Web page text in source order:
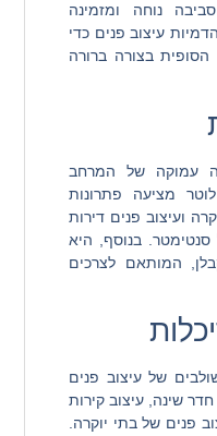
נוחה ומזמינה
עיצוב פנים כדי
בצורה ברורה
עמוקה של המרחב
מציעה פתרונות
ועיצוב פנים דירות
סנטימטר. בנוסף, היא
המותאם לצרכים
של עיצוב פנים
שינה, עיצוב קירות
פנים של בתי יוקרה.